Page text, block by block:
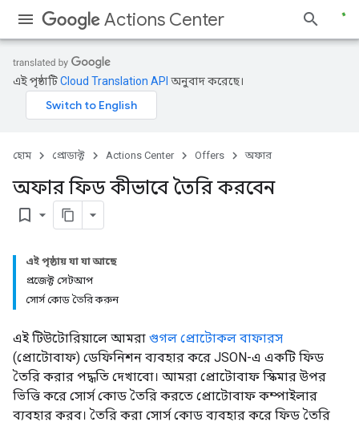
Actions Center
এই পৃষ্ঠাটিCloud Translation API অনুবাদ করেছে।
হোম প্রোডাক্ট Actions Center Offers অফার
অফার ফিড কীভাবে তৈরি করবেন
bookmark_border
এই পৃষ্ঠায় যা যা আছে
প্রজেক্ট সেটআপ
সোর্স কোড তৈরি করুন
এই টিউটোরিয়ালে আমরা গুগল প্রোটোকল বাফারস
(প্রোটোবাফ) ডেফিনিশন ব্যবহার করে JSON-এ একটি ফিড
তৈরি করার পদ্ধতি দেখাবো। আমরা প্রোটোবাফ স্কিমার উপর
ভিত্তি করে সোর্স কোড তৈরি করতে প্রোটোবাফ কম্পাইলার
ব্যবহার করব। তৈরি করা সোর্স কোড ব্যবহার করে ফিড তৈরি